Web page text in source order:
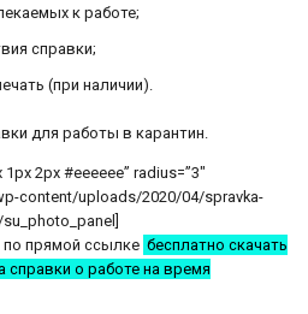
к работе;
справки;
(при наличии).
для работы в карантин.
2px #eeeeee” radius=”3″
content/uploads/2020/04/spravka-
по прямой ссылке бесплатно скачать
о работе на время